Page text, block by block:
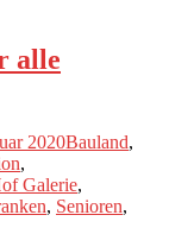
alle
2020Bauland,
,
Galerie,
, Senioren,